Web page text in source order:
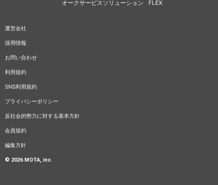
オークサービスソリューション
FLEX
運営会社
採用情報
お問い合わせ
利用規約
SNS利用規約
プライバシーポリシー
反社会的勢力に対する基本方針
会員規約
編集方針
© 2026 MOTA, inc.